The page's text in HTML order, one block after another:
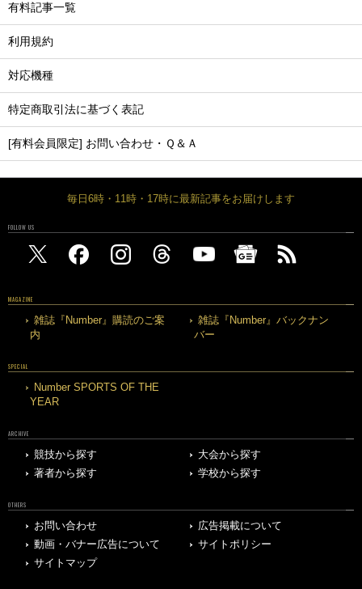
有料記事一覧
利用規約
対応機種
特定商取引法に基づく表記
[有料会員限定] お問い合わせ・Ｑ＆Ａ
毎日6時・11時・17時に最新記事をお届けします
FOLLOW US
MAGAZINE
雑誌『Number』購読のご案
内
雑誌『Number』バックナン
バー
SPECIAL
Number SPORTS OF THE
YEAR
ARCHIVE
競技から探す
大会から探す
著者から探す
学校から探す
OTHERS
お問い合わせ
広告掲載について
動画・バナー広告について
サイトポリシー
サイトマップ